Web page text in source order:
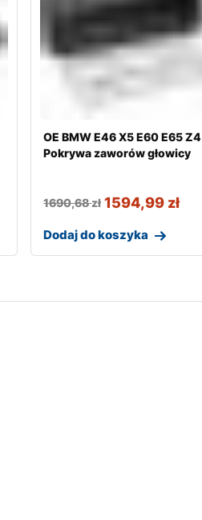
OE BMW E46 X5 E60 E65 Z4
Pokrywa zaworów głowicy
1690,68zł 1594,99 zł
Dodaj do koszyka